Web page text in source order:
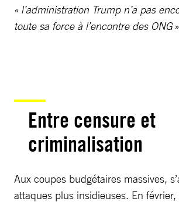
« l’administration Trump n’a pas
toute sa force à l’encontre des ONG
Entre censure et
criminalisation
Aux coupes budgétaires massives,
attaques plus insidieuses. En